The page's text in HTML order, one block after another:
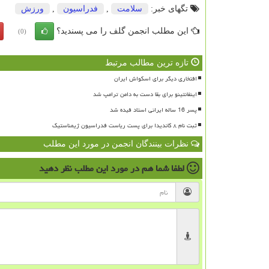
تگهای خبر: سلامت , فدراسیون , ورزش
این مطلب انجمن گلف را می پسندید؟ (0)
تازه ترین مطالب مرتبط
افتخاری دیگر برای اسکواش ایران
اینفانتینو برای بقا دست به دامن ترامپ شد
پسر 16 ساله ایرانی استاد فیده شد
ثبت نام ۸ کاندیدا برای پست ریاست فدراسیون ژیمناستیک
نظرات بینندگان انجمن در مورد این مطلب
لطفا شما همدر مورد این مطلبنظر دهید